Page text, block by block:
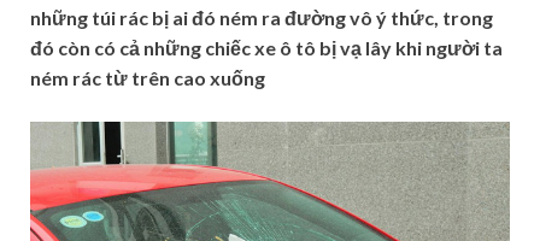
những túi rác bị ai đó ném ra đường vô ý thức, trong
đó còn có cả những chiếc xe ô tô bị vạ lây khi người ta
ném rác từ trên cao xuống